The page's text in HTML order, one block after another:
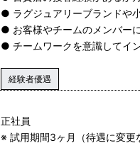
● ラグジュアリーブランドや
● お客様やチームのメンバー
● チームワークを意識してイ
経験者優遇
正社員
※ 試用期間3ヶ月（待遇に変更